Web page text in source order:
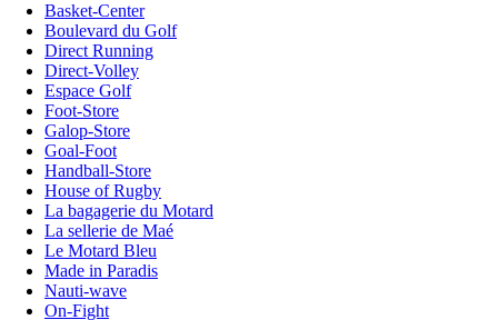
Basket-Center
Boulevard du Golf
Direct Running
Direct-Volley
Espace Golf
Foot-Store
Galop-Store
Goal-Foot
Handball-Store
House of Rugby
La bagagerie du Motard
La sellerie de Maé
Le Motard Bleu
Made in Paradis
Nauti-wave
On-Fight